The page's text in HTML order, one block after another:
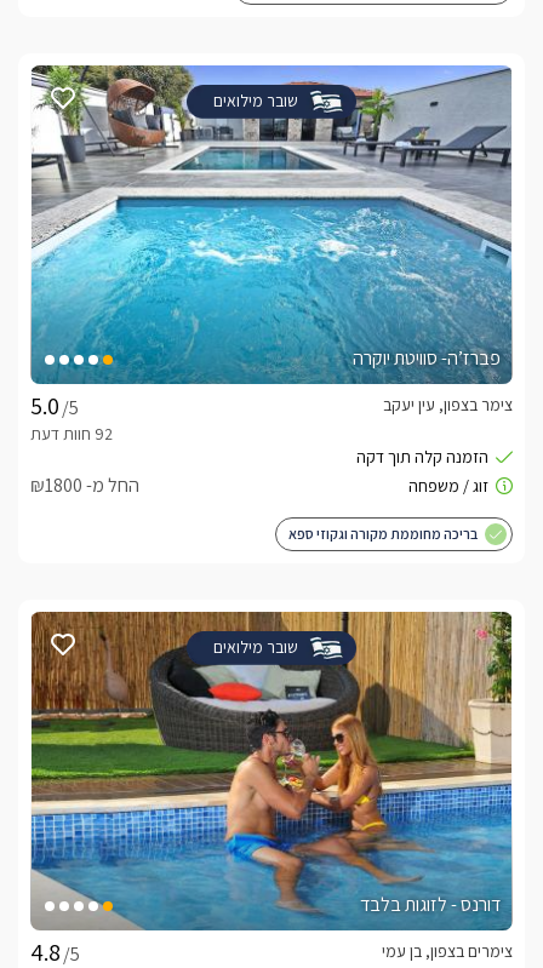
שובר מילואים
פברז’ה- סוויטת יוקרה
/5
צימר בצפון, עין יעקב
החל מ- ₪1800
בריכה מחוממת מקורה וגקוזי ספא
שובר מילואים
דורנס - לזוגות בלבד
/5
צימרים בצפון, בן עמי